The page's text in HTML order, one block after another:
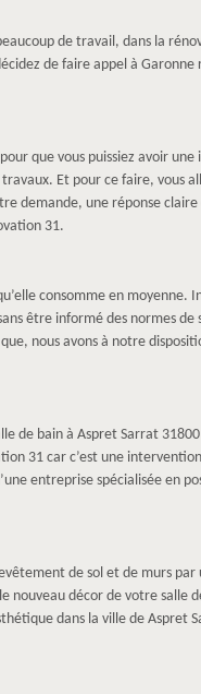
de travail, dans la
de faire appel à
que vous puissiez avoir une
Et pour ce faire, vous
demande, une réponse
31.
consomme en moyenne.
être informé des normes de
nous avons à notre
de bain à Aspret Sarrat
31 car c’est une
entreprise spécialisée en
de sol et de murs par
décor de votre salle
dans la ville de Aspret